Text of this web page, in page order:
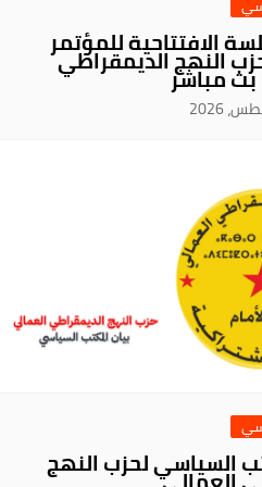
الافتتاحية للمؤتمر
النهج الديمقراطي
مباشر
السياسي لحزب النهج